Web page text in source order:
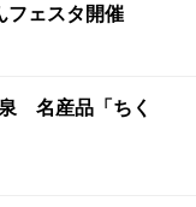
フェスタ開催
名産品「ちく